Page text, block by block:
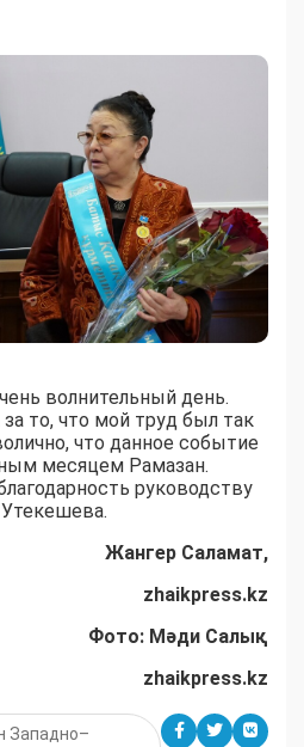
волнительный день.
то, что мой труд был так
что данное событие
месяцем Рамазан.
руководству
Утекешева.
Жангер Саламат,
zhaikpress.kz
Фото: Мәди Салық
zhaikpress.kz
Западно–